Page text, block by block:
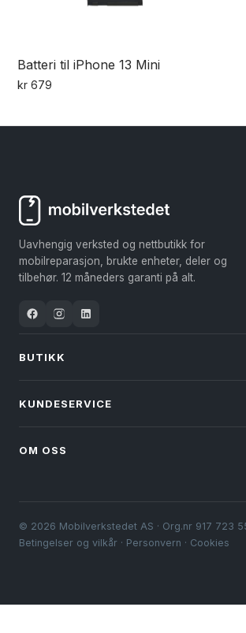
Batteri til iPhone 13 Mini
kr 679
Uavhengig verksted og nettbutikk for
mobilreparasjon, brukte enheter, deler og
tilbehør. 12 måneders garanti på alt.
BUTIKK
KUNDESERVICE
OM OSS
© 2026 Mobilverkstedet AS · Org.nr 917 723
Betingelser og vilkår · Personvern · Cookies